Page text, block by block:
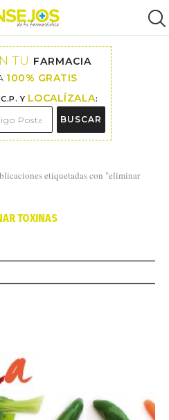
TU FARMACIA
100% GRATIS
Y LOCALÍZALA:
BUSCAR
etiquetadas con "eliminar
TOXINAS